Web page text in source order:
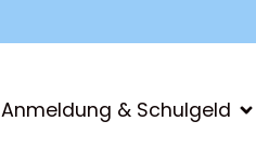
Anmeldung & Schulgeld